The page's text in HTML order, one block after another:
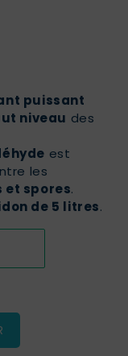
puissant
niveau des
est
les
et spores.
de 5 litres.